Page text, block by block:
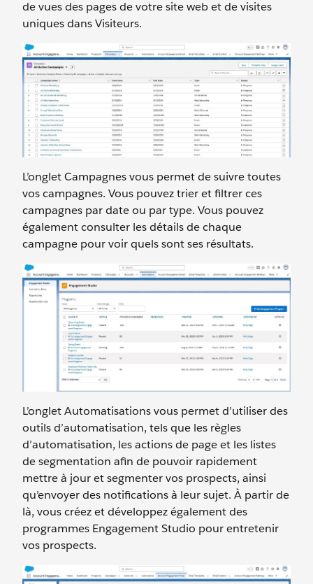
de vues des pages de votre site web et de visites
uniques dans Visiteurs.
L’onglet Campagnes vous permet de suivre toutes
vos campagnes. Vous pouvez trier et filtrer ces
campagnes par date ou par type. Vous pouvez
également consulter les détails de chaque
campagne pour voir quels sont ses résultats.
L’onglet Automatisations vous permet d’utiliser des
outils d’automatisation, tels que les règles
d’automatisation, les actions de page et les listes
de segmentation afin de pouvoir rapidement
mettre à jour et segmenter vos prospects, ainsi
qu’envoyer des notifications à leur sujet. À partir de
là, vous créez et développez également des
programmes Engagement Studio pour entretenir
vos prospects.